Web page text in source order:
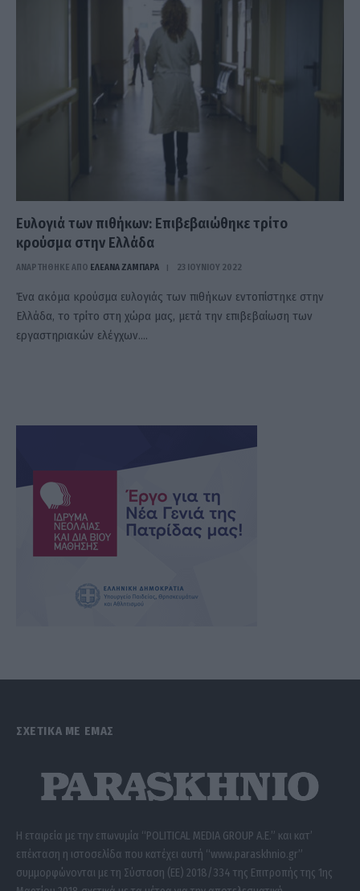
Ευλογιά των πιθήκων: Επιβεβαιώθηκε τρίτο
κρούσμα στην Ελλάδα
ΑΝΑΡΤΗΘΗΚΕ ΑΠΟ ΕΛΕΑΝΑ ΖΑΜΠΑΡΑ 23 ΙΟΥΝΊΟΥ 2022
Ένα ακόμα κρούσμα ευλογιάς των πιθήκων εντοπίστηκε στην
Ελλάδα, το τρίτο στη χώρα μας, μετά την επιβεβαίωση των
εργαστηριακών ελέγχων.…
ΣΧΕΤΙΚΑ ΜΕ ΕΜΑΣ
Η εταιρεία με την επωνυμία “POLITICAL MEDIA GROUP A.E.” και κατ’
επέκταση η ιστοσελίδα που κατέχει αυτή “www.paraskhnio.gr”
συμμορφώνονται με τη Σύσταση (ΕΕ) 2018/334 της Επιτροπής της 1ης